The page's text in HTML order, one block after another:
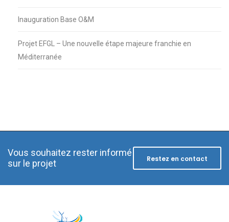
Inauguration Base O&M
Projet EFGL – Une nouvelle étape majeure franchie en
Méditerranée
Vous souhaitez rester informé
sur le projet
Restez en contact